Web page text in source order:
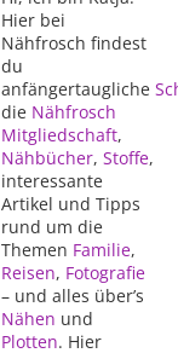
Hier bei
Nähfrosch findest
du
anfängertaugliche
die Nähfrosch
Mitgliedschaft,
Nähbücher, Stoffe,
interessante
Artikel und Tipps
rund um die
Themen Familie,
Reisen, Fotografie
– und alles über’s
Nähen und
Plotten. Hier